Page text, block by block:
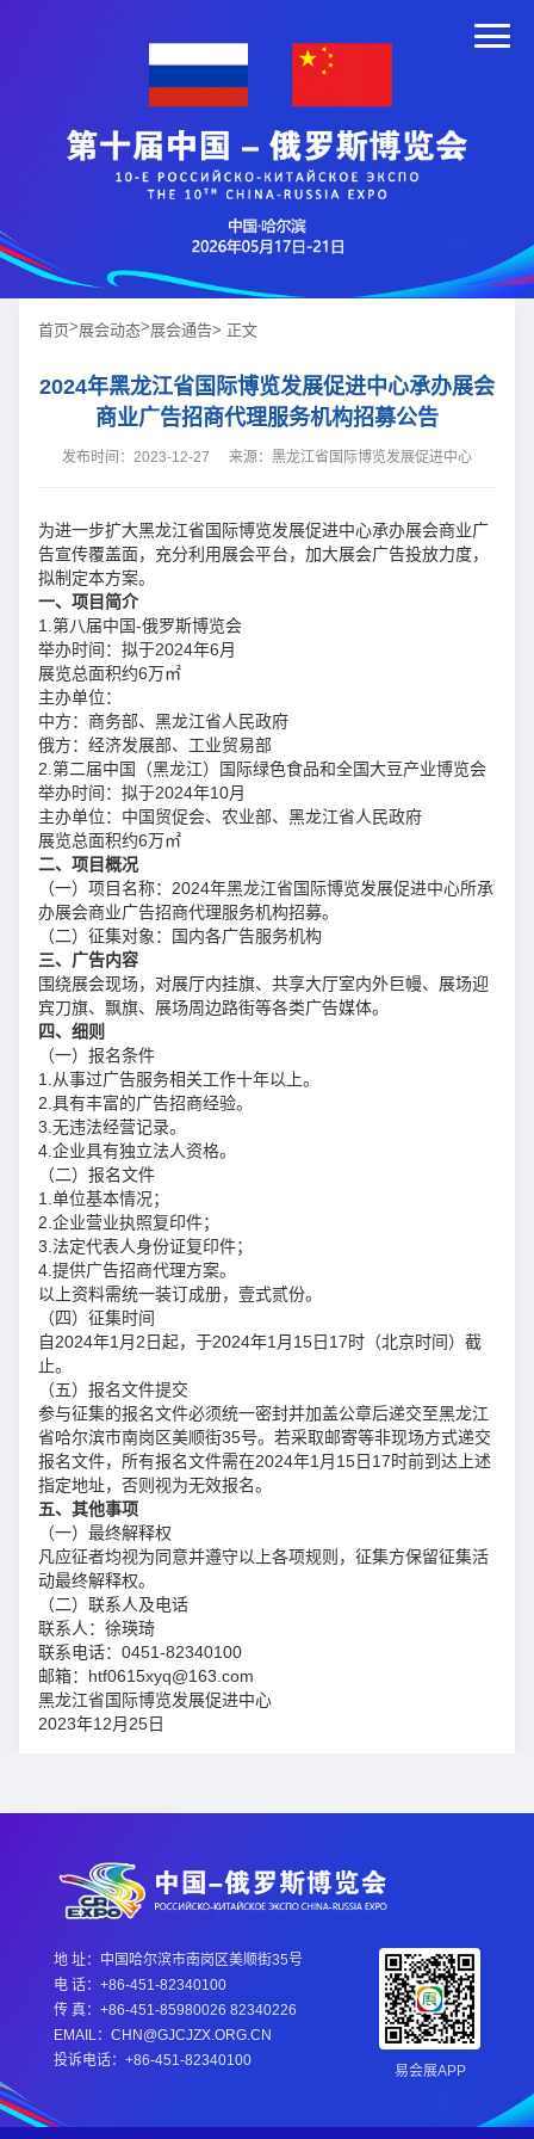
首页>展会动态>展会通告> 正文
2024年黑龙江省国际博览发展促进中心承办展会
商业广告招商代理服务机构招募公告
发布时间：2023-12-27 来源：黑龙江省国际博览发展促进中心
为进一步扩大黑龙江省国际博览发展促进中心承办展会商业广
告宣传覆盖面，充分利用展会平台，加大展会广告投放力度，
拟制定本方案。
一、项目简介
1.第八届中国-俄罗斯博览会
举办时间：拟于2024年6月
展览总面积约6万㎡
主办单位：
中方：商务部、黑龙江省人民政府
俄方：经济发展部、工业贸易部
2.第二届中国（黑龙江）国际绿色食品和全国大豆产业博览会
举办时间：拟于2024年10月
主办单位：中国贸促会、农业部、黑龙江省人民政府
展览总面积约6万㎡
二、项目概况
（一）项目名称：2024年黑龙江省国际博览发展促进中心所承
办展会商业广告招商代理服务机构招募。
（二）征集对象：国内各广告服务机构
三、广告内容
围绕展会现场，对展厅内挂旗、共享大厅室内外巨幔、展场迎
宾刀旗、飘旗、展场周边路街等各类广告媒体。
四、细则
（一）报名条件
1.从事过广告服务相关工作十年以上。
2.具有丰富的广告招商经验。
3.无违法经营记录。
4.企业具有独立法人资格。
（二）报名文件
1.单位基本情况；
2.企业营业执照复印件；
3.法定代表人身份证复印件；
4.提供广告招商代理方案。
以上资料需统一装订成册，壹式贰份。
（四）征集时间
自2024年1月2日起，于2024年1月15日17时（北京时间）截
止。
（五）报名文件提交
参与征集的报名文件必须统一密封并加盖公章后递交至黑龙江
省哈尔滨市南岗区美顺街35号。若采取邮寄等非现场方式递交
报名文件，所有报名文件需在2024年1月15日17时前到达上述
指定地址，否则视为无效报名。
五、其他事项
（一）最终解释权
凡应征者均视为同意并遵守以上各项规则，征集方保留征集活
动最终解释权。
（二）联系人及电话
联系人：徐瑛琦
联系电话：0451-82340100
邮箱：htf0615xyq@163.com
黑龙江省国际博览发展促进中心
2023年12月25日
地 址：中国哈尔滨市南岗区美顺街35号
电 话：+86-451-82340100
传 真：+86-451-85980026 82340226
EMAIL：CHN@GJCJZX.ORG.CN
投诉电话：+86-451-82340100
易会展APP